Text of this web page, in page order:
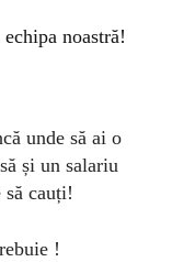
echipa noastră!
unde să ai o
și un salariu
cauți!
!